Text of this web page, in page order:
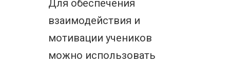
Для обеспечения
взаимодействия и
мотивации учеников
можно использовать